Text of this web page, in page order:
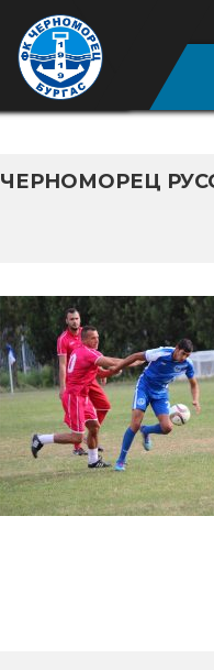
ЧЕРНОМОРЕЦ